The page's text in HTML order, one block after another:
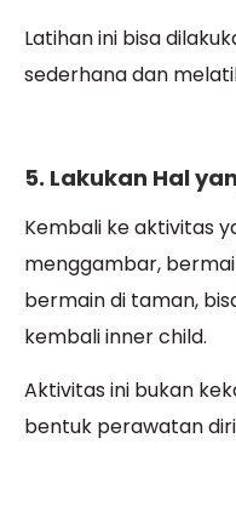
Latihan ini bisa
sederhana dan
5. Lakukan Hal
Kembali ke aktivitas
menggambar,
bermain di taman,
kembali inner child.
Aktivitas ini bukan
bentuk perawatan